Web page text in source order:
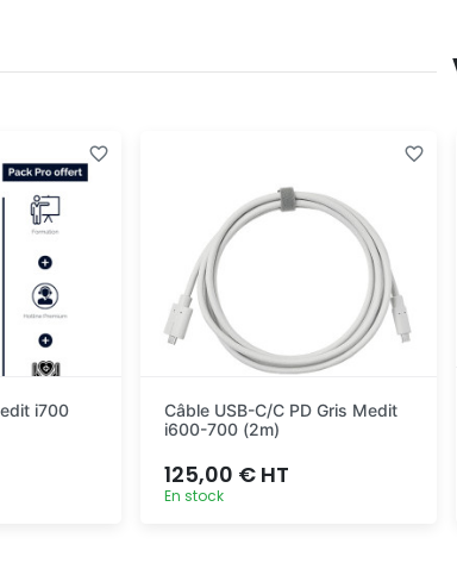
i700
Câble USB-C/C PD Gris Medit
i600-700 (2m)
125,00 € HT
En stock